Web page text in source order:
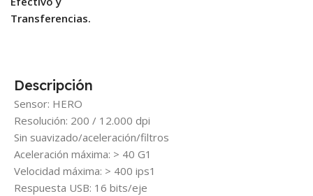
Transferencias.
Descripción
Sensor: HERO
Resolución: 200 / 12.000 dpi
Sin suavizado/aceleración/filtros
Aceleración máxima: > 40 G1
Velocidad máxima: > 400 ips1
Respuesta USB: 16 bits/eje